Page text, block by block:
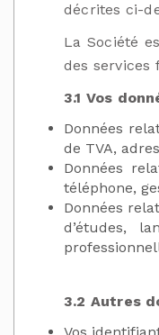
décrites ci-
La Société
des services
3.1 Vos
Données
de TVA,
Données
téléphone,
Données
d’études,
3.2 Autres